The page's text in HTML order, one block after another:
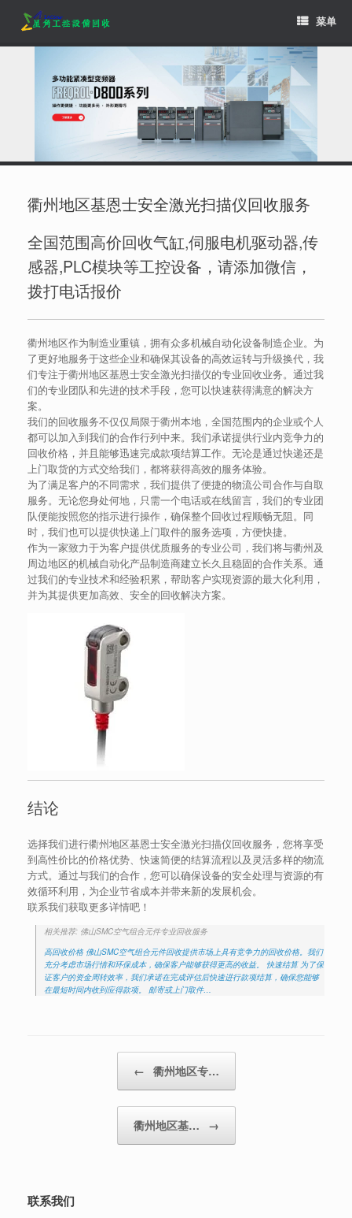
content
菜单
衢州地区基恩士安全激光扫描仪回收服务
全国范围高价回收气缸,伺服电机驱动器,传
感器,PLC模块等工控设备，请添加微信，
拨打电话报价
衢州地区作为制造业重镇，拥有众多机械自动化设备制造企业。为
了更好地服务于这些企业和确保其设备的高效运转与升级换代，我
们专注于衢州地区基恩士安全激光扫描仪的专业回收业务。通过我
们的专业团队和先进的技术手段，您可以快速获得满意的解决方
案。
我们的回收服务不仅仅局限于衢州本地，全国范围内的企业或个人
都可以加入到我们的合作行列中来。我们承诺提供行业内竞争力的
回收价格，并且能够迅速完成款项结算工作。无论是通过快递还是
上门取货的方式交给我们，都将获得高效的服务体验。
为了满足客户的不同需求，我们提供了便捷的物流公司合作与自取
服务。无论您身处何地，只需一个电话或在线留言，我们的专业团
队便能按照您的指示进行操作，确保整个回收过程顺畅无阻。同
时，我们也可以提供快递上门取件的服务选项，方便快捷。
作为一家致力于为客户提供优质服务的专业公司，我们将与衢州及
周边地区的机械自动化产品制造商建立长久且稳固的合作关系。通
过我们的专业技术和经验积累，帮助客户实现资源的最大化利用，
并为其提供更加高效、安全的回收解决方案。
结论
选择我们进行衢州地区基恩士安全激光扫描仪回收服务，您将享受
到高性价比的价格优势、快速简便的结算流程以及灵活多样的物流
方式。通过与我们的合作，您可以确保设备的安全处理与资源的有
效循环利用，为企业节省成本并带来新的发展机会。
联系我们获取更多详情吧！
相关推荐: 佛山SMC空气组合元件专业回收服务
高回收价格 佛山SMC空气组合元件回收提供市场上具有竞争力的回收价格。我们
充分考虑市场行情和环保成本，确保客户能够获得更高的收益。 快速结算 为了保
证客户的资金周转效率，我们承诺在完成评估后快速进行款项结算，确保您能够
在最短时间内收到应得款项。 邮寄或上门取件…
← 衢州地区专…
衢州地区基… →
联系我们